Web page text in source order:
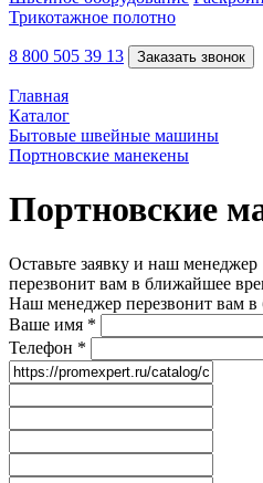
Трикотажное полотно
8 800 505 39 13 Заказать звонок
Главная
Каталог
Бытовые швейные машины
Портновские манекены
Портновские
Оставьте заявку и наш менеджер
перезвонит вам в ближайшее
Наш менеджер перезвонит вам
Ваше имя *
Телефон *